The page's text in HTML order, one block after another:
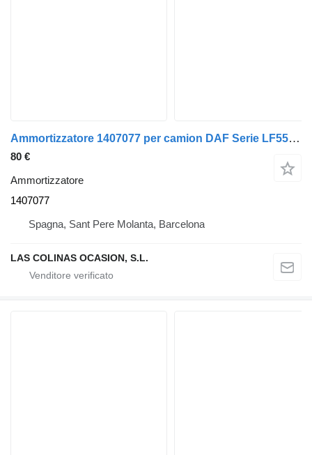
Ammortizzatore 1407077 per camion DAF Serie LF55.XXX desde 06
80 €
Ammortizzatore
1407077
Spagna, Sant Pere Molanta, Barcelona
LAS COLINAS OCASION, S.L.